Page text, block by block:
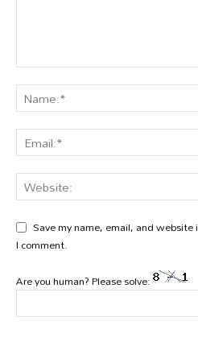
Save my name, email, and
I comment.
Are you human? Please solve: